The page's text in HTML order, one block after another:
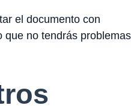
el documento con
que no tendrás problemas